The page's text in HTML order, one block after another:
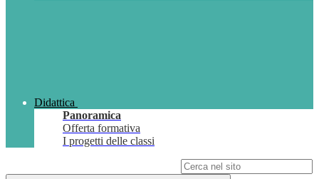
Didattica
Panoramica
Offerta formativa
I progetti delle classi